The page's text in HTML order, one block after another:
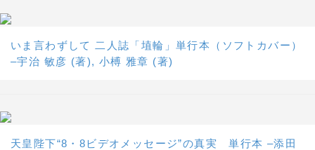
いま言わずして 二人誌「埴輪」単行本（ソフトカバー）
–宇治 敏彦 (著), 小榑 雅章 (著)
天皇陛下“8・8ビデオメッセージ”の真実 単行本 –添田